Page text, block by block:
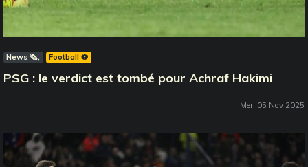
News 🗞️ Football ⚽️
PSG : le verdict est tombé pour Achraf Hakimi
Mer, 05 Nov 2025